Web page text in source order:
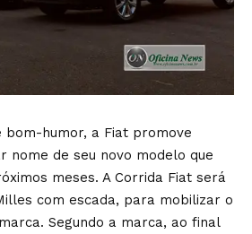
bom-humor, a Fiat promove
nome de seu novo modelo que
meses. A Corrida Fiat será
com escada, para mobilizar o
Segundo a marca, ao final